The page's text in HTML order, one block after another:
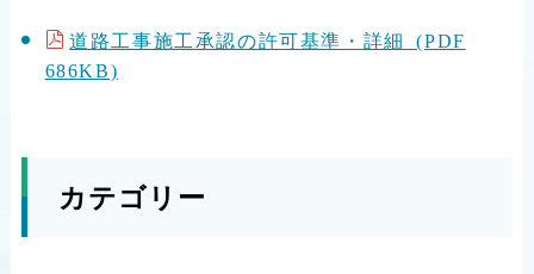
道路工事施工承認の許可基準・詳細 (PDF
686KB)
カテゴリー